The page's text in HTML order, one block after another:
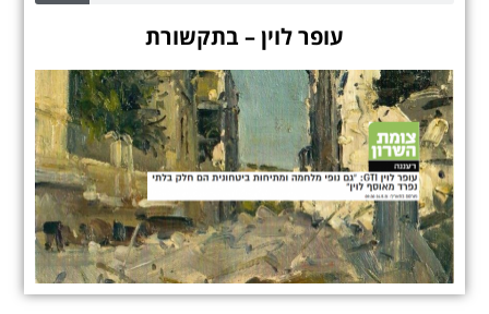
עופר לוין – בתקשורת